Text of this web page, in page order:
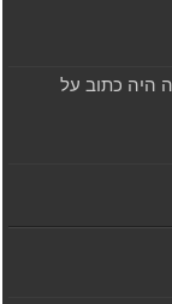
היה כתוב על